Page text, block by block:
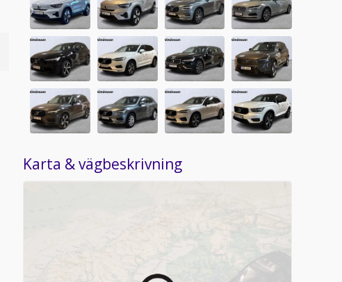
Karta & vägbeskrivning